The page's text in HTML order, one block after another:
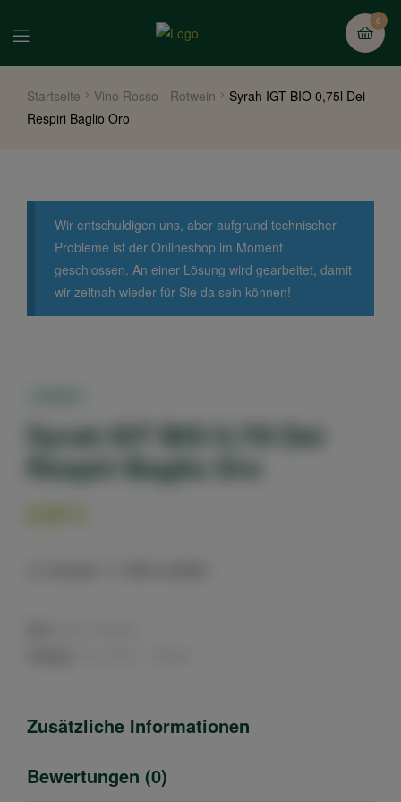
0
Startseite Vino Rosso - Rotwein
Syrah IGT BIO 0,75l Dei
Respiri Baglio Oro
Wir entschuldigen uns, aber aufgrund technischer
Probleme ist der Onlineshop im Moment
geschlossen. An einer Lösung wird gearbeitet, damit
wir zeitnah wieder für Sie da sein können!
Syrah IGT BIO 0,75l Dei
Respiri Baglio Oro
Zusätzliche Informationen
Bewertungen (0)